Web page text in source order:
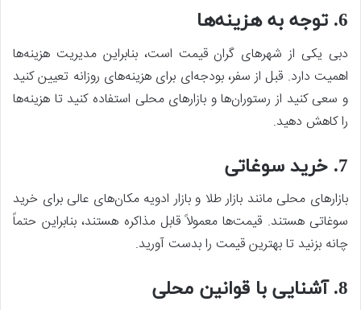
6. توجه به هزینه‌ها
دبی یکی از شهرهای گران قیمت است، بنابراین مدیریت هزینه‌ها
اهمیت دارد. قبل از سفر، بودجه‌ای برای هزینه‌های روزانه تعیین کنید
و سعی کنید از رستوران‌ها و بازارهای محلی استفاده کنید تا هزینه‌ها
را کاهش دهید.
7. خرید سوغاتی
بازارهای محلی مانند بازار طلا و بازار ادویه مکان‌های عالی برای خرید
سوغاتی هستند. قیمت‌ها معمولاً قابل مذاکره هستند، بنابراین حتماً
چانه بزنید تا بهترین قیمت را بدست آورید.
8. آشنایی با قوانین محلی